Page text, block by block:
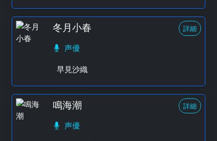
冬月小春 詳細
声優
早見沙織
鳴海潮 詳細
声優